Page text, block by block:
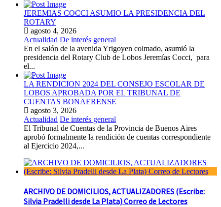
JEREMIAS COCCI ASUMIO LA PRESIDENCIA DEL
ROTARY
agosto 4, 2026
Actualidad De interés general
En el salón de la avenida Yrigoyen colmado, asumió la
presidencia del Rotary Club de Lobos Jeremías Cocci, para
el...
LA RENDICION 2024 DEL CONSEJO ESCOLAR DE
LOBOS APROBADA POR EL TRIBUNAL DE
CUENTAS BONAERENSE
agosto 3, 2026
Actualidad De interés general
El Tribunal de Cuentas de la Provincia de Buenos Aires
aprobó formalmente la rendición de cuentas correspondiente
al Ejercicio 2024,...
ARCHIVO DE DOMICILIOS, ACTUALIZADORES (Escribe:
Silvia Pradelli desde La Plata) Correo de Lectores